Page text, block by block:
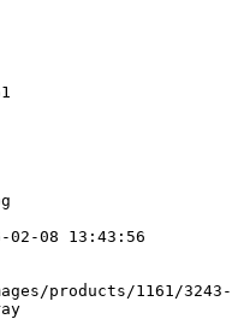
02-08 13:43:56
products/1161/